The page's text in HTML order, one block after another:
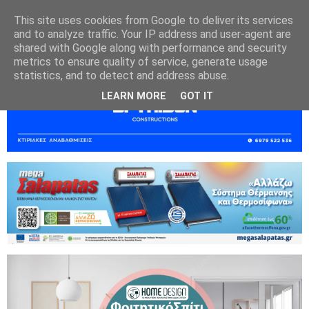
This site uses cookies from Google to deliver its services
and to analyze traffic. Your IP address and user-agent are
shared with Google along with performance and security
metrics to ensure quality of service, generate usage
statistics, and to detect and address abuse.
LEARN MORE GOT IT